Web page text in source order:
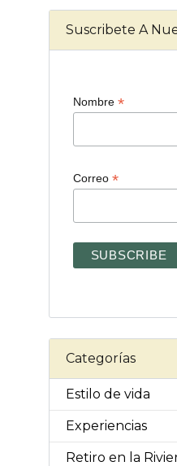
Suscribete A
Nombre *
Correo *
Categorías
Estilo de vida
Experiencias
Retiro en la